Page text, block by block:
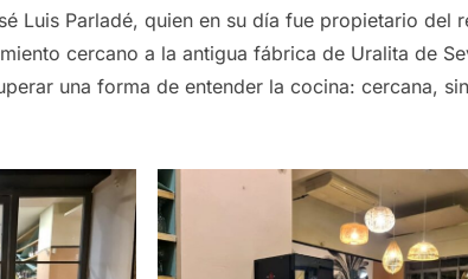
Luis Parladé, quien en su día fue propietario del
cercano a la antigua fábrica de Uralita de
una forma de entender la cocina: cercana,